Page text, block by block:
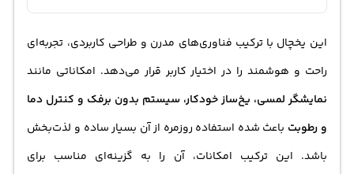
این یخچال با ترکیب فناوری‌های مدرن و طراحی کاربردی، تجربه‌ای
راحت و هوشمند را در اختیار کاربر قرار می‌دهد. امکاناتی مانند
نمایشگر لمسی، یخ‌ساز خودکار، سیستم بدون برفک و کنترل دما
و رطوبت باعث شده استفاده روزمره از آن بسیار ساده و لذت‌بخش
باشد. این ترکیب امکانات، آن را به گزینه‌ای مناسب برای